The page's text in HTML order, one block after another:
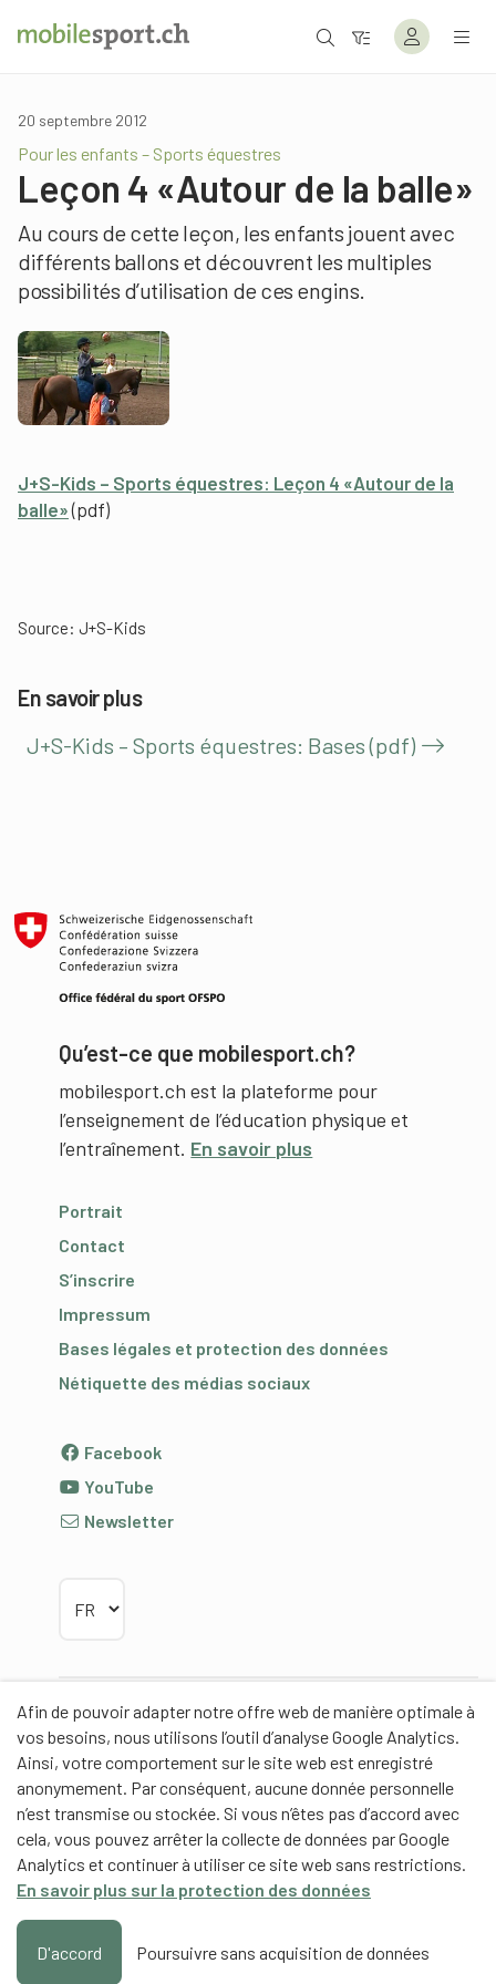
Afin de pouvoir adapter notre offre web de manière optimale à
vos besoins, nous utilisons l’outil d’analyse Google Analytics.
Ainsi, votre comportement sur le site web est enregistré
anonymement. Par conséquent, aucune donnée personnelle
n’est transmise ou stockée. Si vous n’êtes pas d’accord avec
cela, vous pouvez arrêter la collecte de données par Google
Analytics et continuer à utiliser ce site web sans restrictions.
En savoir plus sur la protection des données
D'accord Poursuivre sans acquisition de données
20 septembre 2012
Pour les enfants – Sports équestres
Leçon 4 «Autour de la balle»
Au cours de cette leçon, les enfants jouent avec
différents ballons et découvrent les multiples
possibilités d’utilisation de ces engins.
J+S-Kids – Sports équestres: Leçon 4 «Autour de la
balle»(pdf)
Source: J+S-Kids
En savoir plus
J+S-Kids – Sports équestres: Bases (pdf)
Qu’est-ce que mobilesport.ch?
mobilesport.ch est la plateforme pour
l’enseignement de l’éducation physique et
l’entraînement. En savoir plus
Portrait
Contact
S’inscrire
Impressum
Bases légales et protection des données
Nétiquette des médias sociaux
Facebook
YouTube
Newsletter
Partenaires
Partenaires de contenus
Haute école fédérale de sport de Macolin HEFSM